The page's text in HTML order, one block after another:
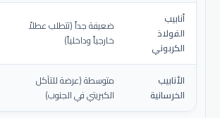
أنابيب
الفولاذ
الكربوني
ضعيفة جداً (تتطلب عطلاً
خارجياً وداخلياً)
الأنابيب
الخرسانية
متوسطة (عرضة للتآكل
الكبريتي في الجنوب)